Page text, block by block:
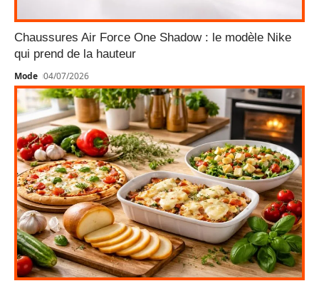
Chaussures Air Force One Shadow : le modèle Nike
qui prend de la hauteur
Mode 04/07/2026